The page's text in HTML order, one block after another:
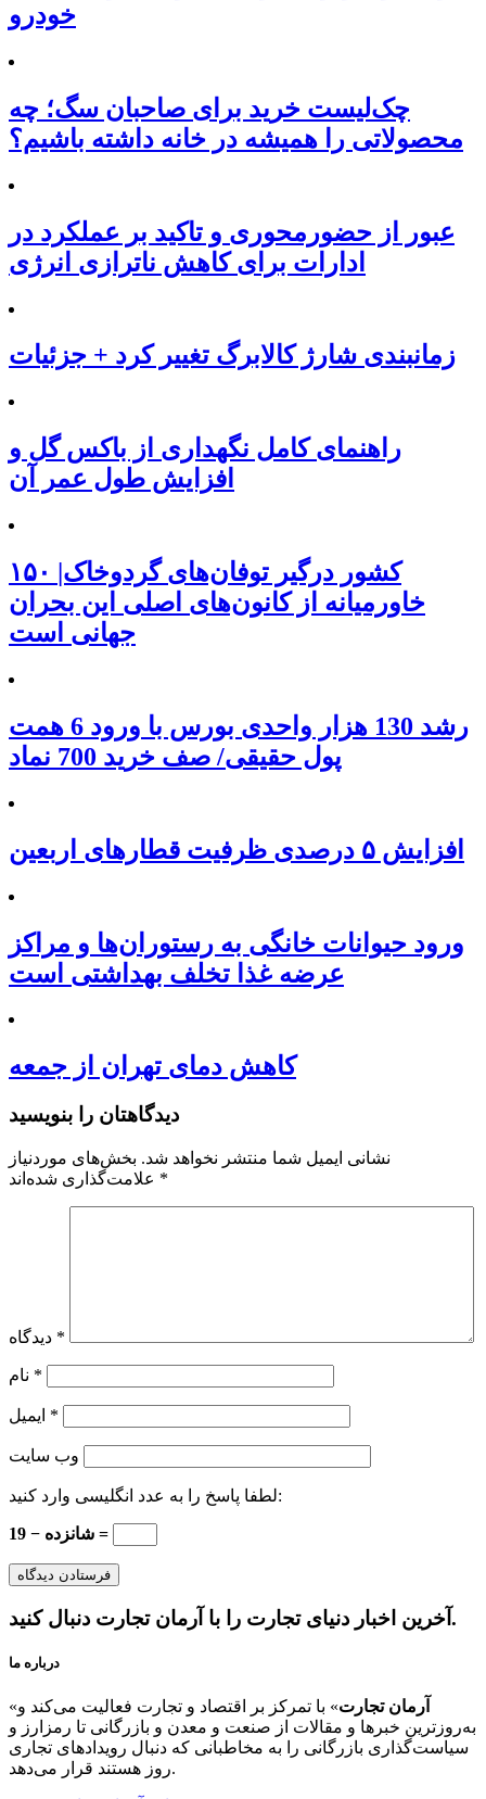
خودرو
چک‌لیست خرید برای صاحبان سگ؛ چه
محصولاتی را همیشه در خانه داشته باشیم؟
عبور از حضورمحوری و تاکید بر عملکرد در
ادارات برای کاهش ناترازی انرژی
زمانبندی شارژ کالابرگ تغییر کرد + جزئیات
راهنمای کامل نگهداری از باکس گل و
افزایش طول عمر آن
۱۵۰ کشور درگیر توفان‌های گردوخاک|
خاورمیانه از کانون‌های اصلی این بحران
جهانی است
رشد 130 هزار واحدی بورس با ورود 6 همت
پول حقیقی/ صف خرید 700 نماد
افزایش ۵ درصدی ظرفیت قطارهای اربعین
ورود حیوانات خانگی به رستوران‌ها و مراکز
عرضه غذا تخلف بهداشتی است
کاهش دمای تهران از جمعه
دیدگاهتان را بنویسید
نشانی ایمیل شما منتشر نخواهد شد. بخش‌های موردنیاز
*
*
*
*
وب‌ سایت
لطفا پاسخ را به عدد انگلیسی وارد کنید:
19 − شانزده =
آخرین اخبار دنیای تجارت را با آرمان تجارت دنبال کنید.
درباره ما
« آرمان تجارت» با تمرکز بر اقتصاد و تجارت فعالیت می‌کند و
به‌روزترین خبرها و مقالات از صنعت و معدن و بازرگانی تا رمزارز و
سیاست‌گذاری بازرگانی را به مخاطبانی که دنبال رویدادهای تجاری
روز هستند قرار می‌دهد.